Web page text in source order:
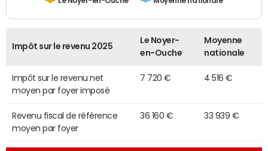
Impôt sur le revenu 2025
Le Noyer-
en-Ouche
Moyenne
nationale
Impôt sur le revenu net
moyen par foyer imposé
7 720 € 4 516 €
Revenu fiscal de référence
moyen par foyer
36 160 € 33 939 €